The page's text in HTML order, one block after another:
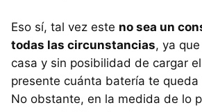
Eso sí, tal vez este no sea un
todas las circunstancias, ya
casa y sin posibilidad de cargar
presente cuánta batería te
No obstante, en la medida de lo